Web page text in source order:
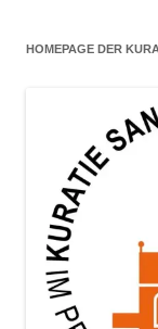
HOMEPAGE DER